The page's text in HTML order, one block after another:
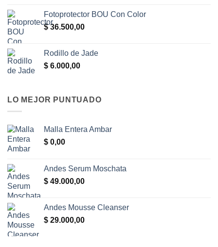
Fotoprotector BOU Con Color
$36.500,00
Rodillo de Jade
$ 6.000,00
LO MEJOR PUNTUADO
Malla Entera Ambar
$ 0,00
Andes Serum Moschata
$ 49.000,00
Andes Mousse Cleanser
$ 29.000,00